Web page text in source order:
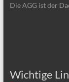
Die AGG ist der
Wichtige